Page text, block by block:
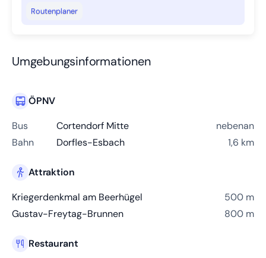
Routenplaner
Umgebungsinformationen
ÖPNV
Bus
Cortendorf Mitte
nebenan
Bahn
Dorfles-Esbach 1,6 km
Attraktion
Kriegerdenkmal am Beerhügel
500 m
Gustav-Freytag-Brunnen
800 m
Restaurant